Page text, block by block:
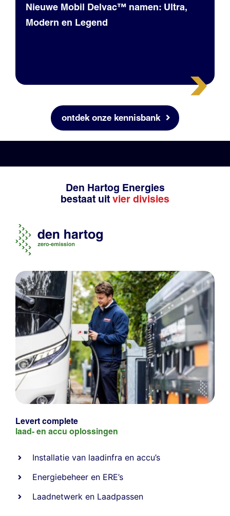
Nieuwe Mobil Delvac™ namen: Ultra,
Modern en Legend
ontdek onze kennisbank
Den Hartog Energies
bestaat uit vier divisies
Levert complete
laad- en accu oplossingen
Installatie van laadinfra en accu’s
Energiebeheer en ERE’s
Laadnetwerk en Laadpassen